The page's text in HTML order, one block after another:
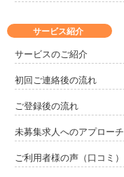
サービス紹介
サービスのご紹介
初回ご連絡後の流れ
ご登録後の流れ
未募集求人へのアプローチ
ご利用者様の声（口コミ）